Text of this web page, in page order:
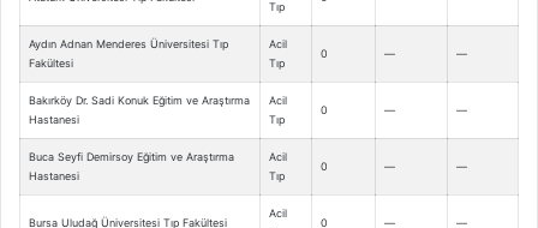
Tıp
Aydın Adnan Menderes Üniversitesi Tıp
Fakültesi
Acil
Tıp
0 — —
Bakırköy Dr. Sadi Konuk Eğitim ve Araştırma
Hastanesi
Acil
Tıp
0 — —
Buca Seyfi Demirsoy Eğitim ve Araştırma
Hastanesi
Acil
Tıp
0 — —
Bursa Uludağ Üniversitesi Tıp Fakültesi
Acil
0 — —